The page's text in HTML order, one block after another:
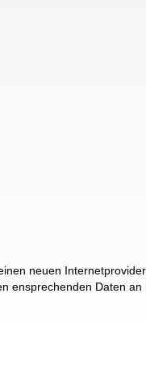
neuen
ensprechenden Daten an